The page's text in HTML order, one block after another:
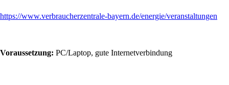
https://www.verbraucherzentrale-bayern.de/energie/veranstaltungen
Voraussetzung: PC/Laptop, gute Internetverbindung